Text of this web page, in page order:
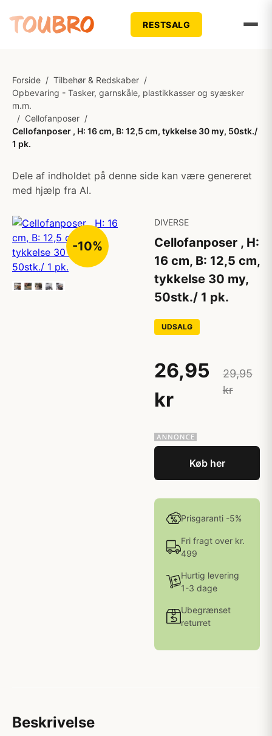
RESTSALG
Forside / Tilbehør & Redskaber /
Opbevaring - Tasker, garnskåle, plastikkasser og syæsker
m.m.
/ Cellofanposer /
Cellofanposer , H: 16 cm, B: 12,5 cm, tykkelse 30 my, 50stk./
1 pk.
Dele af indholdet på denne side kan være genereret
med hjælp fra AI.
-10%
DIVERSE
Cellofanposer , H:
16 cm, B: 12,5 cm,
tykkelse 30 my,
50stk./ 1 pk.
UDSALG
26,95
kr
29,95
kr
Køb her
Prisgaranti -5%
Fri fragt over kr.
499
Hurtig levering
1-3 dage
Ubegrænset
returret
Beskrivelse